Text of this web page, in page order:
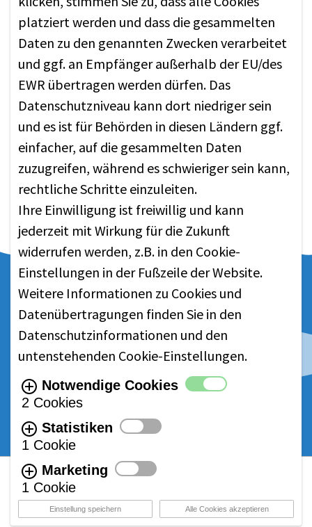
MEHR ZUM THEMA
NACHHALTIGKEIT
Übersicht
•Schutz des Lebensraumes
•Zertifizierung
© ALASKA SEAFOOD | 2021
platziert werden und dass die gesammelten
Daten zu den genannten Zwecken verarbeitet
und ggf. an Empfänger außerhalb der EU/des
EWR übertragen werden dürfen. Das
Datenschutzniveau kann dort niedriger sein
und es ist für Behörden in diesen Ländern ggf.
einfacher, auf die gesammelten Daten
zuzugreifen, während es schwieriger sein kann,
rechtliche Schritte einzuleiten.
Ihre Einwilligung ist freiwillig und kann
jederzeit mit Wirkung für die Zukunft
widerrufen werden, z.B. in den Cookie-
Einstellungen in der Fußzeile der Website.
Weitere Informationen zu Cookies und
Datenübertragungen finden Sie in den
Datenschutzinformationen und den
untenstehenden Cookie-Einstellungen.
Notwendige Cookies
2 Cookies
Statistiken
1 Cookie
Marketing
1 Cookie
Einstellung speichern Alle Cookies akzeptieren